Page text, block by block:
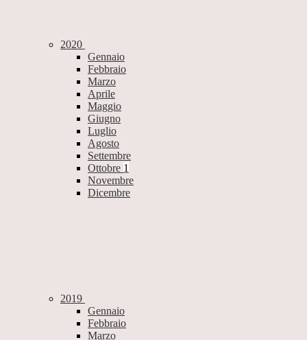
2020
Gennaio
Febbraio
Marzo
Aprile
Maggio
Giugno
Luglio
Agosto
Settembre
Ottobre 1
Novembre
Dicembre
2019
Gennaio
Febbraio
Marzo